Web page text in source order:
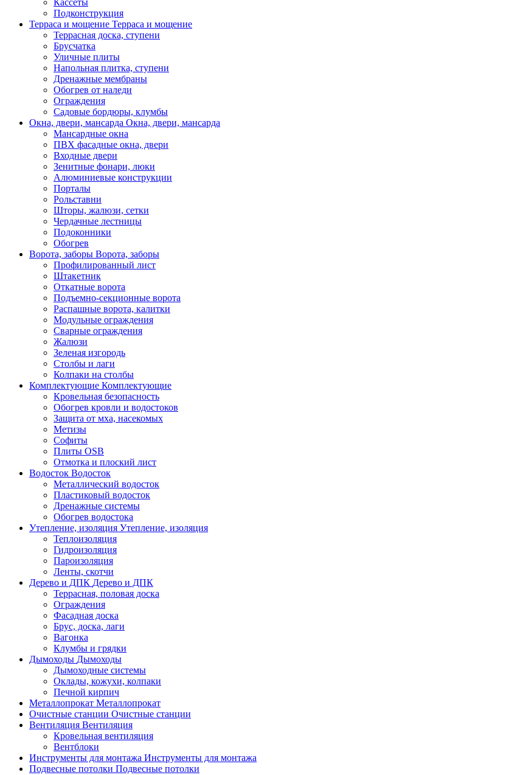
Кассеты
Подконструкция
Терраса и мощение Терраса и мощение
Террасная доска, ступени
Брусчатка
Уличные плиты
Напольная плитка, ступени
Дренажные мембраны
Обогрев от наледи
Ограждения
Садовые бордюры, клумбы
Окна, двери, мансарда Окна, двери, мансарда
Мансардные окна
ПВХ фасадные окна, двери
Входные двери
Зенитные фонари, люки
Алюминиевые конструкции
Порталы
Рольставни
Шторы, жалюзи, сетки
Чердачные лестницы
Подоконники
Обогрев
Ворота, заборы Ворота, заборы
Профилированный лист
Штакетник
Откатные ворота
Подъемно-секционные ворота
Распашные ворота, калитки
Модульные ограждения
Сварные ограждения
Жалюзи
Зеленая изгородь
Столбы и лаги
Колпаки на столбы
Комплектующие Комплектующие
Кровельная безопасность
Обогрев кровли и водостоков
Защита от мха, насекомых
Метизы
Софиты
Плиты OSB
Отмотка и плоский лист
Водосток Водосток
Металлический водосток
Пластиковый водосток
Дренажные системы
Обогрев водостока
Утепление, изоляция Утепление, изоляция
Теплоизоляция
Гидроизоляция
Пароизоляция
Ленты, скотчи
Дерево и ДПК Дерево и ДПК
Террасная, половая доска
Ограждения
Фасадная доска
Брус, доска, лаги
Вагонка
Клумбы и грядки
Дымоходы Дымоходы
Дымоходные системы
Оклады, кожухи, колпаки
Печной кирпич
Металлопрокат Металлопрокат
Очистные станции Очистные станции
Вентиляция Вентиляция
Кровельная вентиляция
Вентблоки
Инструменты для монтажа Инструменты для монтажа
Подвесные потолки Подвесные потолки